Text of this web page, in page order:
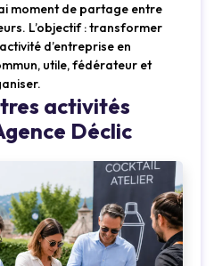
moment de partage entre
L’objectif : transformer
d’entreprise en
utile, fédérateur et
activités
Déclic